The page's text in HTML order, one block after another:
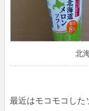
北
最近はモコモコした